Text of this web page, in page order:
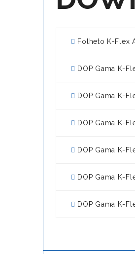
Folheto K-Flex
DOP Gama K-
DOP Gama K-
DOP Gama K-
DOP Gama K-
DOP Gama K-
DOP Gama K-